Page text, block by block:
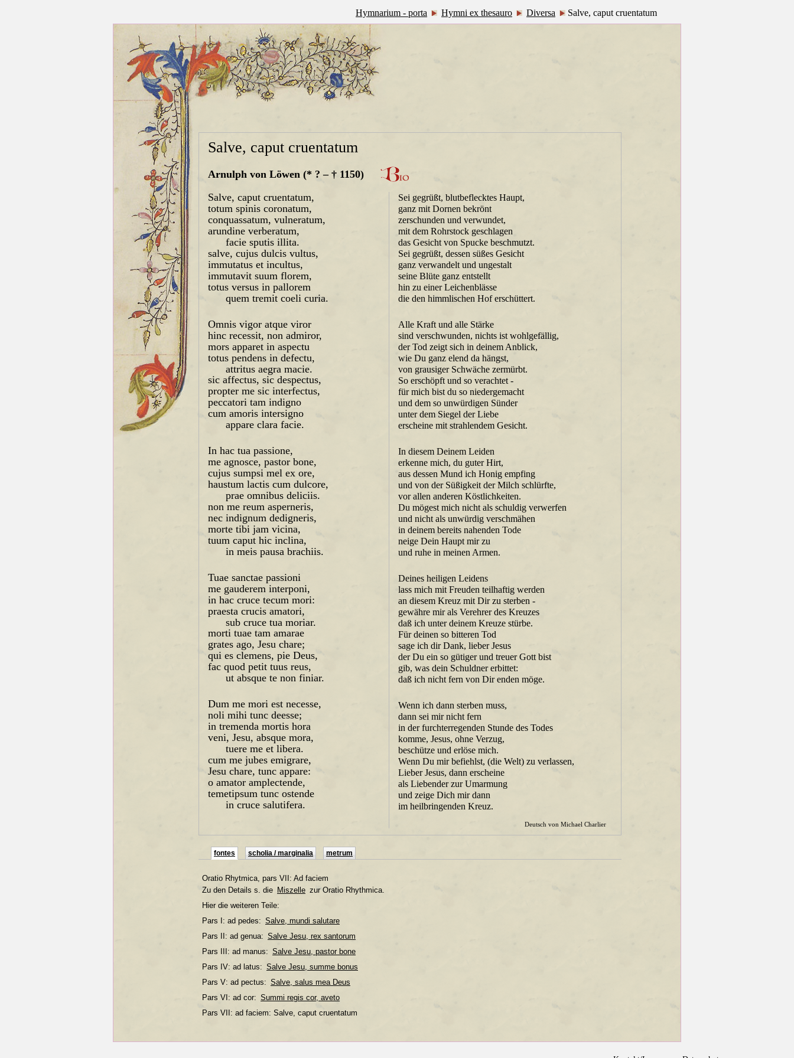
Hymnarium - porta Hymni ex thesauro Diversa Salve, caput cruentatum
Salve, caput cruentatum
Arnulph von Löwen (* ? – † 1150)
Salve, caput cruentatum,
totum spinis coronatum,
conquassatum, vulneratum,
arundine verberatum,
facie sputis illita.
salve, cujus dulcis vultus,
immutatus et incultus,
immutavit suum florem,
totus versus in pallorem
quem tremit coeli curia.
Omnis vigor atque viror
hinc recessit, non admiror,
mors apparet in aspectu
totus pendens in defectu,
attritus aegra macie.
sic affectus, sic despectus,
propter me sic interfectus,
peccatori tam indigno
cum amoris intersigno
appare clara facie.
In hac tua passione,
me agnosce, pastor bone,
cujus sumpsi mel ex ore,
haustum lactis cum dulcore,
prae omnibus deliciis.
non me reum asperneris,
nec indignum dedigneris,
morte tibi jam vicina,
tuum caput hic inclina,
in meis pausa brachiis.
Tuae sanctae passioni
me gauderem interponi,
in hac cruce tecum mori:
praesta crucis amatori,
sub cruce tua moriar.
morti tuae tam amarae
grates ago, Jesu chare;
qui es clemens, pie Deus,
fac quod petit tuus reus,
ut absque te non finiar.
Dum me mori est necesse,
noli mihi tunc deesse;
in tremenda mortis hora
veni, Jesu, absque mora,
tuere me et libera.
cum me jubes emigrare,
Jesu chare, tunc appare:
o amator amplectende,
temetipsum tunc ostende
in cruce salutifera.
Sei gegrüßt, blutbeflecktes Haupt,
ganz mit Dornen bekrönt
zerschunden und verwundet,
mit dem Rohrstock geschlagen
das Gesicht von Spucke beschmutzt.
Sei gegrüßt, dessen süßes Gesicht
ganz verwandelt und ungestalt
seine Blüte ganz entstellt
hin zu einer Leichenblässe
die den himmlischen Hof erschüttert.
Alle Kraft und alle Stärke
sind verschwunden, nichts ist wohlgefällig,
der Tod zeigt sich in deinem Anblick,
wie Du ganz elend da hängst,
von grausiger Schwäche zermürbt.
So erschöpft und so verachtet -
für mich bist du so niedergemacht
und dem so unwürdigen Sünder
unter dem Siegel der Liebe
erscheine mit strahlendem Gesicht.
In diesem Deinem Leiden
erkenne mich, du guter Hirt,
aus dessen Mund ich Honig empfing
und von der Süßigkeit der Milch schlürfte,
vor allen anderen Köstlichkeiten.
Du mögest mich nicht als schuldig verwerfen
und nicht als unwürdig verschmähen
in deinem bereits nahenden Tode
neige Dein Haupt mir zu
und ruhe in meinen Armen.
Deines heiligen Leidens
lass mich mit Freuden teilhaftig werden
an diesem Kreuz mit Dir zu sterben -
gewähre mir als Verehrer des Kreuzes
daß ich unter deinem Kreuze stürbe.
Für deinen so bitteren Tod
sage ich dir Dank, lieber Jesus
der Du ein so gütiger und treuer Gott bist
gib, was dein Schuldner erbittet:
daß ich nicht fern von Dir enden möge.
Wenn ich dann sterben muss,
dann sei mir nicht fern
in der furchterregenden Stunde des Todes
komme, Jesus, ohne Verzug,
beschütze und erlöse mich.
Wenn Du mir befiehlst, (die Welt) zu verlassen,
Lieber Jesus, dann erscheine
als Liebender zur Umarmung
und zeige Dich mir dann
im heilbringenden Kreuz.
Deutsch von Michael Charlier
fontes scholia / marginalia metrum
Oratio Rhytmica, pars VII: Ad faciem
Zu den Details s. die Miszelle zur Oratio Rhythmica.
Hier die weiteren Teile:
Pars I: ad pedes: Salve, mundi salutare
Pars II: ad genua: Salve Jesu, rex santorum
Pars III: ad manus: Salve Jesu, pastor bone
Pars IV: ad latus: Salve Jesu, summe bonus
Pars V: ad pectus: Salve, salus mea Deus
Pars VI: ad cor: Summi regis cor, aveto
Pars VII: ad faciem: Salve, caput cruentatum